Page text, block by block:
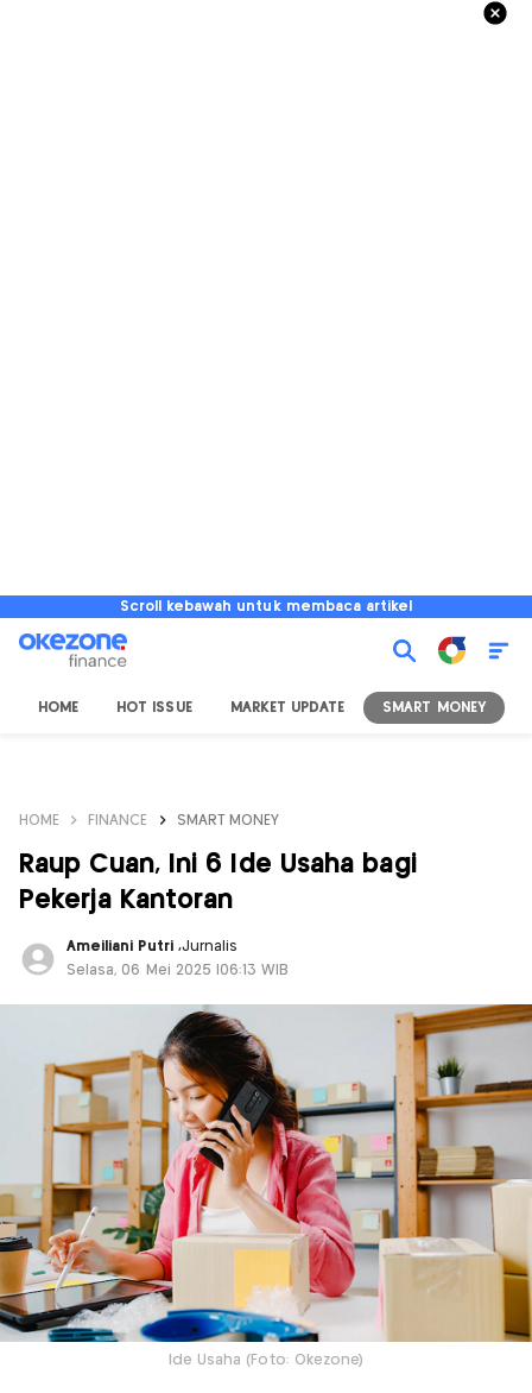
Scroll kebawah untuk membaca artikel
HOME HOT ISSUE MARKET UPDATE SMART MONEY
HOME FINANCE SMART MONEY
Raup Cuan, Ini 6 Ide Usaha bagi
Pekerja Kantoran
Ameiliani Putri ,Jurnalis
Selasa, 06 Mei 2025 |06:13 WIB
Ide Usaha (Foto: Okezone)